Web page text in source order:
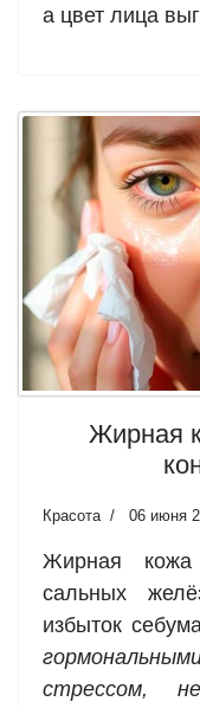
а цвет лица
Жирная
Красота 06 июня
Жирная кожа
сальных
избыток
стрессом,